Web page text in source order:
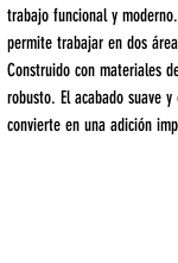
trabajo funcional y
permite trabajar en dos
Construido con materiales
robusto. El acabado suave
convierte en una adición